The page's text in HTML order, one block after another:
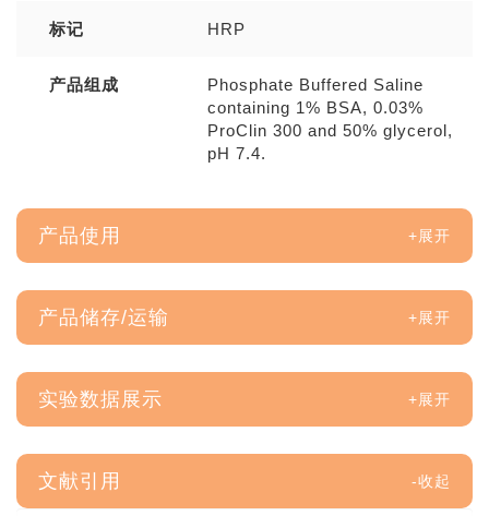
标记 HRP
产品组成
Phosphate Buffered Saline
containing 1% BSA, 0.03%
ProClin 300 and 50% glycerol,
pH 7.4.
产品使用
产品储存/运输
实验数据展示
文献引用